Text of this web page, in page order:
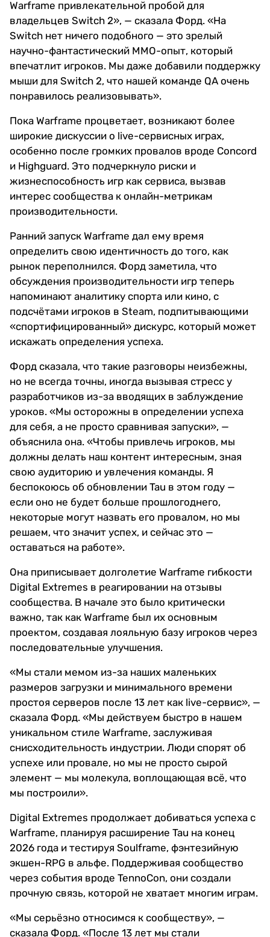
Warframe привлекательной пробой для
владельцев Switch 2», — сказала Форд. «На
Switch нет ничего подобного — это зрелый
научно-фантастический MMO-опыт, который
впечатлит игроков. Мы даже добавили поддержку
мыши для Switch 2, что нашей команде QA очень
понравилось реализовывать».
Пока Warframe процветает, возникают более
широкие дискуссии о live-сервисных играх,
особенно после громких провалов вроде Concord
и Highguard. Это подчеркнуло риски и
жизнеспособность игр как сервиса, вызвав
интерес сообщества к онлайн-метрикам
производительности.
Ранний запуск Warframe дал ему время
определить свою идентичность до того, как
рынок переполнился. Форд заметила, что
обсуждения производительности игр теперь
напоминают аналитику спорта или кино, с
подсчётами игроков в Steam, подпитывающими
«спортифицированный» дискурс, который может
искажать определения успеха.
Форд сказала, что такие разговоры неизбежны,
но не всегда точны, иногда вызывая стресс у
разработчиков из-за вводящих в заблуждение
уроков. «Мы осторожны в определении успеха
для себя, а не просто сравнивая запуски», —
объяснила она. «Чтобы привлечь игроков, мы
должны делать наш контент интересным, зная
свою аудиторию и увлечения команды. Я
беспокоюсь об обновлении Tau в этом году —
если оно не будет больше прошлогоднего,
некоторые могут назвать его провалом, но мы
решаем, что значит успех, и сейчас это —
оставаться на работе».
Она приписывает долголетие Warframe гибкости
Digital Extremes в реагировании на отзывы
сообщества. В начале это было критически
важно, так как Warframe был их основным
проектом, создавая лояльную базу игроков через
последовательные улучшения.
«Мы стали мемом из-за наших маленьких
размеров загрузки и минимального времени
простоя серверов после 13 лет как live-сервис», —
сказала Форд. «Мы действуем быстро в нашем
уникальном стиле Warframe, заслуживая
снисходительность индустрии. Люди спорят об
успехе или провале, но мы не просто сырой
элемент — мы молекула, воплощающая всё, что
мы построили».
Digital Extremes продолжает добиваться успеха с
Warframe, планируя расширение Tau на конец
2026 года и тестируя Soulframe, фэнтезийную
экшен-RPG в альфе. Поддерживая сообщество
через события вроде TennoCon, они создали
прочную связь, которой не хватает многим играм.
«Мы серьёзно относимся к сообществу», —
сказала Форд. «После 13 лет мы стали